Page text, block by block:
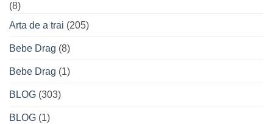
(8)
Arta de a trai (205)
Bebe Drag (8)
Bebe Drag (1)
BLOG (303)
BLOG (1)